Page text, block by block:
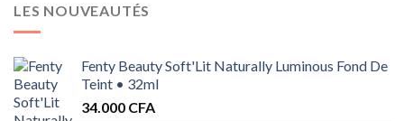
LES NOUVEAUTÉS
Fenty Beauty Soft'Lit Naturally Luminous Fond De
Teint • 32ml
34.000 CFA